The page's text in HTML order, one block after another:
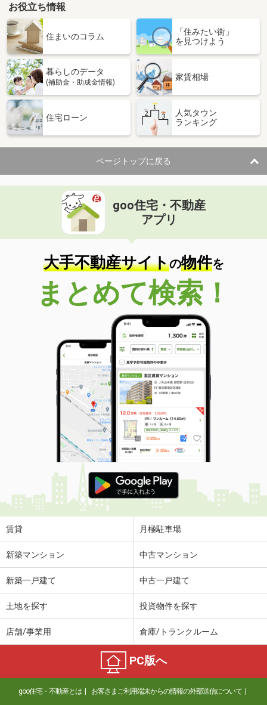
お役立ち情報
住まいのコラム
「住みたい街」
を見つけよう
暮らしのデータ
(補助金・助成金情報)
家賃相場
住宅ローン
人気タウン
ランキング
ページトップに戻る
goo住宅・不動産
アプリ
大手不動産サイトの物件を
まとめて検索！
賃貸 月極駐車場
新築マンション 中古マンション
新築一戸建て 中古一戸建て
土地を探す 投資物件を探す
店舗/事業用 倉庫/トランクルーム
PC版へ
goo住宅・不動産とは お客さまご利用端末からの情報の外部送信について